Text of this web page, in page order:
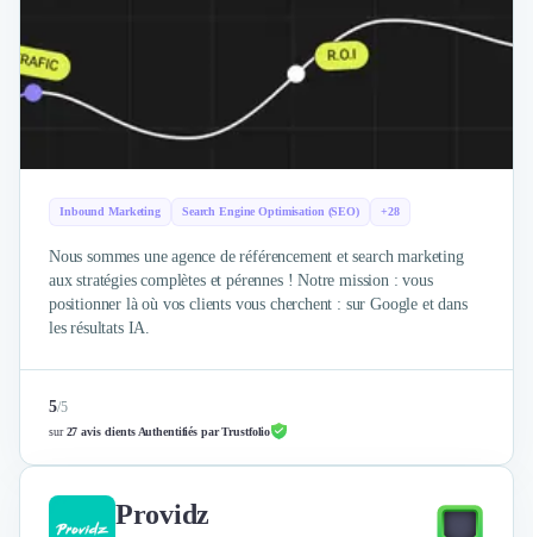
Inbound Marketing Search Engine Optimisation (SEO) +28
Nous sommes une agence de référencement et search marketing
aux stratégies complètes et pérennes ! Notre mission : vous
positionner là où vos clients vous cherchent : sur Google et dans
les résultats IA.
5/5
sur27 avis clients Authentifiés par Trustfolio
Providz